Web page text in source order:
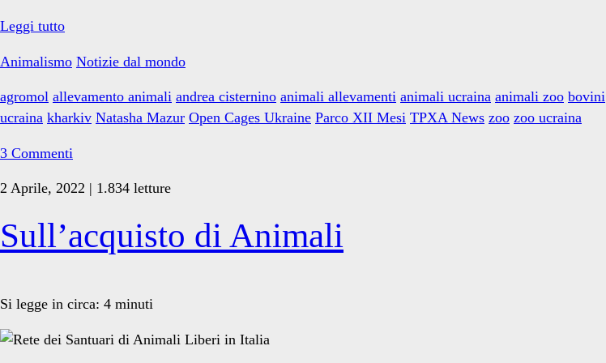
Leggi tuttoAnche
Animali
soffrono
la
#9
Animalismo Notizie dal mondo
agromol allevamento animali andrea cisternino animali allevamenti animali ucraina animali zoo bovini
ucraina kharkiv Natasha Mazur Open Cages Ukraine Parco XII Mesi TPXA News zoo zoo ucraina
3 Commenti
2 Aprile, 2022 | 1.834 letture
Sull’acquisto di Animali
Si legge in circa: 4 minuti